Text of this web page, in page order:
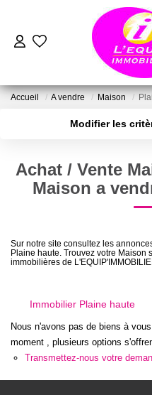
Accueil A vendre Maison
Modifier les
Sélectionnez...
Type de bien
Créer une alerte
Achat / Vente
Maison a
Sur notre site consultez les
Plaine haute. Trouvez votre Maison
immobilières de
Immobilier Plaine haute
Nous n'avons pas de biens à
moment , plusieurs options
Transmettez-nous votre